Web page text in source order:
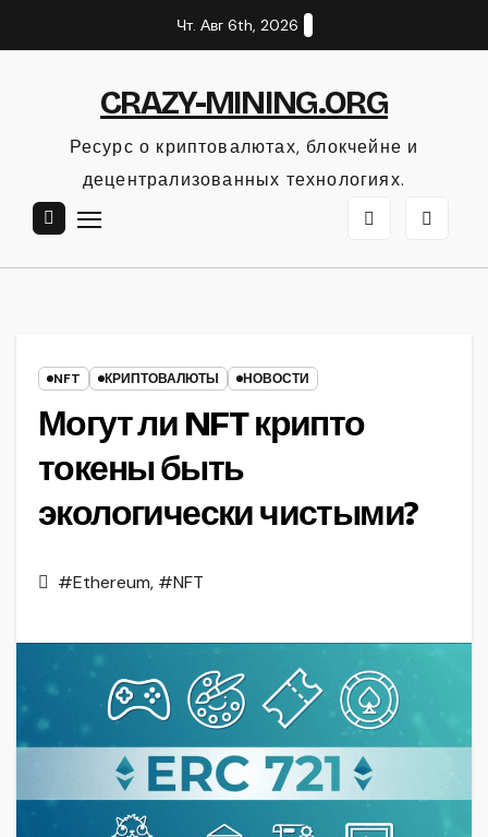
к
Чт. Авг 6th, 2026
CRAZY-MINING.ORG
Ресурс о криптовалютах, блокчейне и
децентрализованных технологиях.
NFT КРИПТОВАЛЮТЫ НОВОСТИ
Могут ли NFT крипто
токены быть
экологически чистыми?
#Ethereum, #NFT